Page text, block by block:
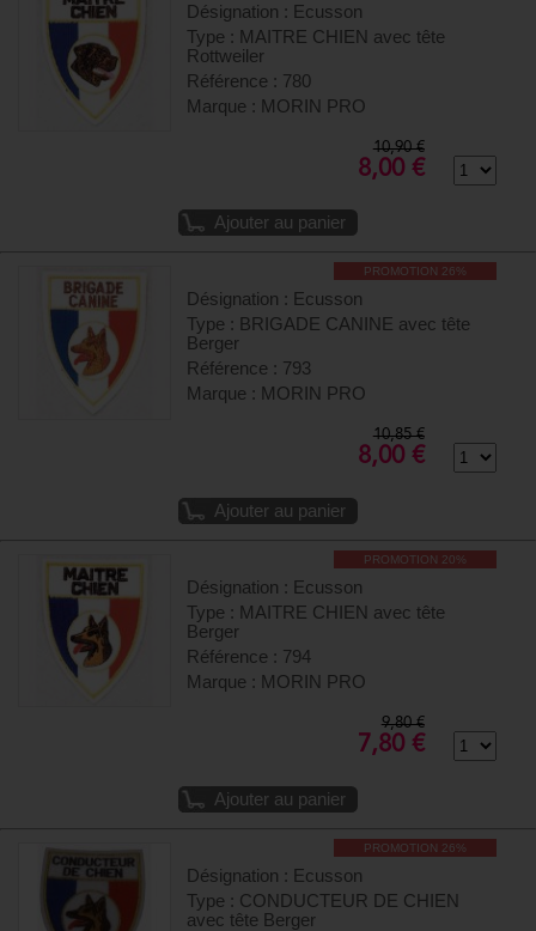
Désignation : Ecusson
Type : MAITRE CHIEN avec tête
Rottweiler
Référence : 780
Marque : MORIN PRO
10,90 €
8,00 €
Ajouter au panier
PROMOTION 26%
Désignation : Ecusson
Type : BRIGADE CANINE avec tête
Berger
Référence : 793
Marque : MORIN PRO
10,85 €
8,00 €
Ajouter au panier
PROMOTION 20%
Désignation : Ecusson
Type : MAITRE CHIEN avec tête
Berger
Référence : 794
Marque : MORIN PRO
9,80 €
7,80 €
Ajouter au panier
PROMOTION 26%
Désignation : Ecusson
Type : CONDUCTEUR DE CHIEN
avec tête Berger